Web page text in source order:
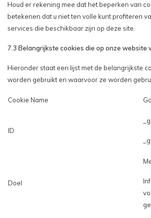
Houd er rekening mee dat het beperken van
betekenen dat u niet ten volle kunt profiteren
services die beschikbaar zijn op deze site.
7.3 Belangrijkste cookies die op onze website
Hieronder staat een lijst met de belangrijkste
worden gebruikt en waarvoor ze worden
Cookie Name
ID
Doel